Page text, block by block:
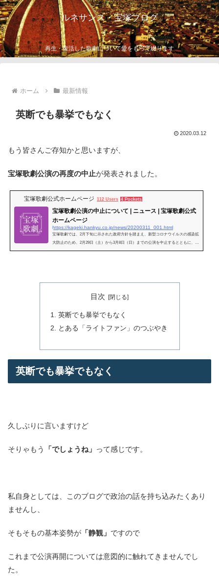
ルネサンス・宝塚ブログ
再生・復活した歌劇について愛をもって綴ります
ホーム 最新情報
英断でも暴挙でもなく
2020.03.12
もう皆さんご存知かと思いますが、
宝塚歌劇公演の再度の中止が発表されました。
宝塚歌劇公式ホームページ 112 Users 4 Pockets
宝塚歌劇公演の中止について | ニュース | 宝塚歌劇公式
ホームページ
https://kageki.hankyu.co.jp/news/20200311_001.html
宝塚歌劇では、2月下旬に示された政府方針を踏まえ、新型コロナウイルスの感染拡
大防止のため、2月29日（土）から3月8日（日）までの公演を中止するとともに、休
演期間を利用して、劇場内各所の重点消毒を行っ
目次
英断でも暴挙でもなく
とある「ライトファン」のつぶやき
英断でも暴挙でもなく
久しぶりに言いますけど
そりゃもう 「でしょうね」 って感じです。
私自身としては、このブログで政治の話を持ち込みたくあり
ませんし、
そもそもの基本姿勢が 「静観」 ですので
これまで公演再開については意図的に触れてきませんでし
た。